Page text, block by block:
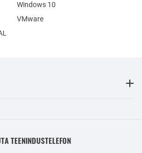
Windows 10
VMware
TEENINDUSTELEFON